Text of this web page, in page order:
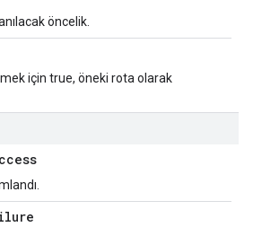
öncelik.
için true, öneki rota olarak